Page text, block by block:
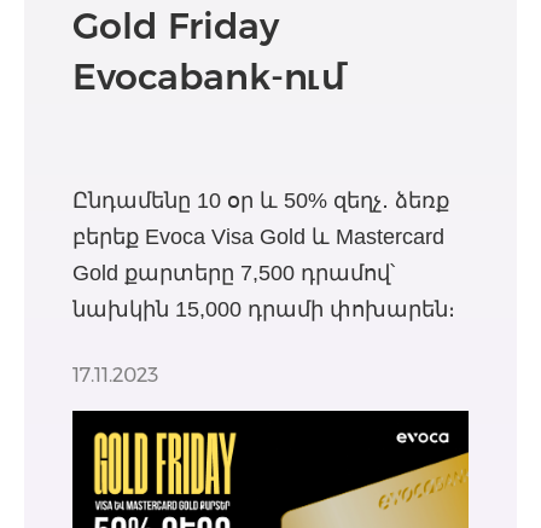
Gold Friday
Evocabank-ում
Ընդամենը 10 օր և 50% զեղչ․ ձեռք
բերեք Evoca Visa Gold և Mastercard
Gold քարտերը 7,500 դրամով՝
նախկին 15,000 դրամի փոխարեն։
17.11.2023